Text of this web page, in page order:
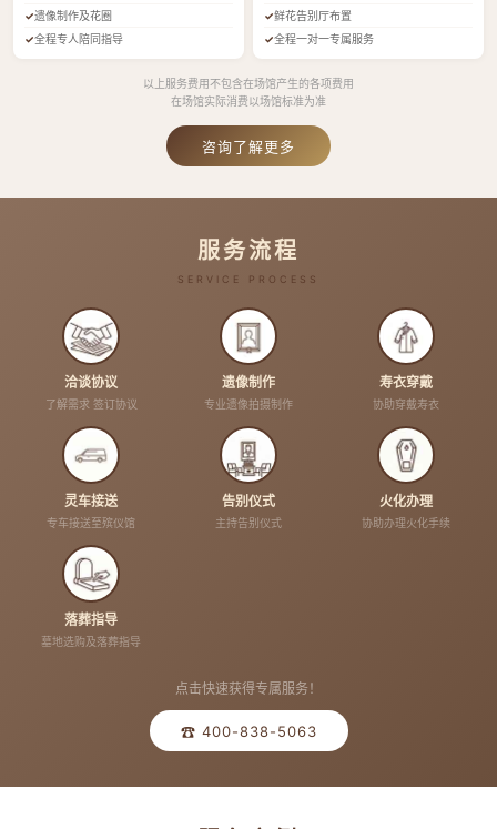
遗像制作及花圈
全程专人陪同指导
鲜花告别厅布置
全程一对一专属服务
以上服务费用不包含在场馆产生的各项费用
在场馆实际消费以场馆标准为准
咨询了解更多
服务流程
SERVICE PROCESS
洽谈协议
了解需求 签订协议
遗像制作
专业遗像拍摄制作
寿衣穿戴
协助穿戴寿衣
灵车接送
专车接送至殡仪馆
告别仪式
主持告别仪式
火化办理
协助办理火化手续
落葬指导
墓地选购及落葬指导
点击快速获得专属服务！
☎ 400-838-5063